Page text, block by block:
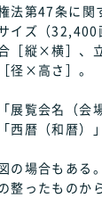
法第47条に関
イズ（32,400
［縦×横］、
径×高さ］。
展覧会名（会
西暦（和暦）
の場合もある。
整ったものか